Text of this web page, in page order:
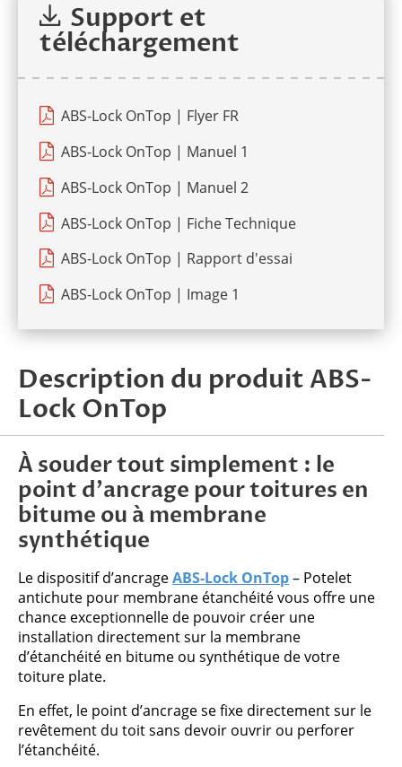
Support et
téléchargement
ABS-Lock OnTop | Flyer FR
ABS-Lock OnTop | Manuel 1
ABS-Lock OnTop | Manuel 2
ABS-Lock OnTop | Fiche Technique
ABS-Lock OnTop | Rapport d'essai
ABS-Lock OnTop | Image 1
Description du produit ABS-
Lock OnTop
À souder tout simplement : le
point d’ancrage pour toitures en
bitume ou à membrane
synthétique
Le dispositif d’ancrageABS-Lock OnTop– Potelet
antichute pour membrane étanchéité vous offre une
chance exceptionnelle de pouvoir créer une
installation directement sur la membrane
d’étanchéité en bitume ou synthétique de votre
toiture plate.
En effet, le point d’ancrage se fixe directement sur le
revêtement du toit sans devoir ouvrir ou perforer
l’étanchéité.